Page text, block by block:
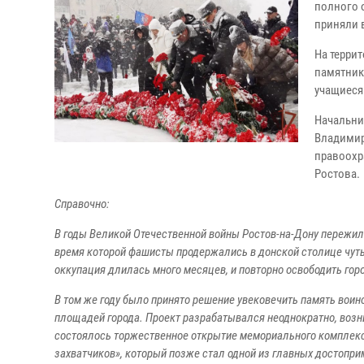
полного
приняли
На
Ростова.
Справочно:
В годы Великой Отечественной войны Ростов-на-Дону
время которой фашисты продержались в донской столице
оккупация длилась много месяцев, и повторно освободить
В том же году было принято решение увековечить память
площадей города. Проект разрабатывался неоднократно,
состоялось торжественное открытие мемориального
захватчиков», который позже стал одной из главных